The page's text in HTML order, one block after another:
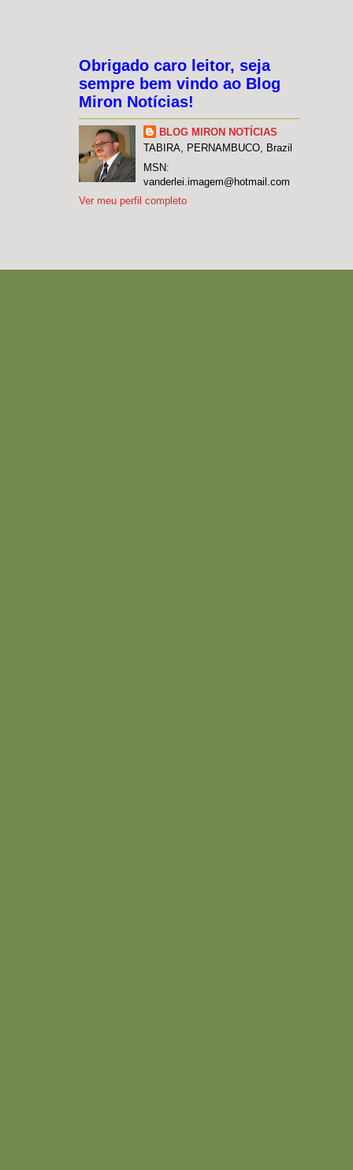
Obrigado caro leitor, seja
sempre bem vindo ao Blog
Miron Notícias!
BLOG MIRON NOTÍCIAS
TABIRA, PERNAMBUCO, Brazil
MSN:
vanderlei.imagem@hotmail.com
Ver meu perfil completo